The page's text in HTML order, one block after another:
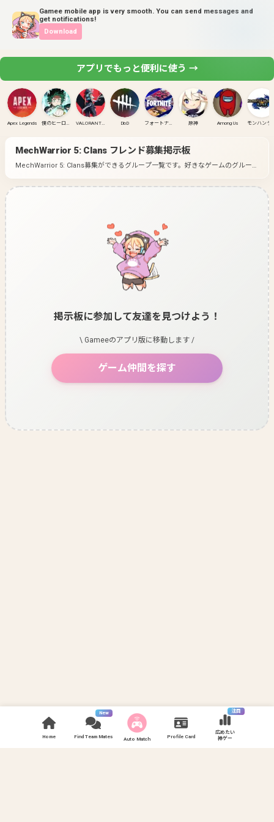
Gamee mobile app is very smooth. You can send messages and
get notifications!
Download
Home
New
Find Team Mates Auto Match Profile Card
注目
広めたい
神ゲー
アプリでもっと便利に使う →
Apex Legends 僕のヒーローアカデミア ULTRA RUMBLE VALORANT(PC) DbD フォートナイト 原神 Among Us
MechWarrior 5: Clans フレンド募集掲示板
MechWarrior 5: Clans募集ができるグループ一覧です。 好きなゲームのグループ
掲示板に参加して友達を見つけよう！
\ Gameeのアプリ版に移動します /
ゲーム仲間を探す